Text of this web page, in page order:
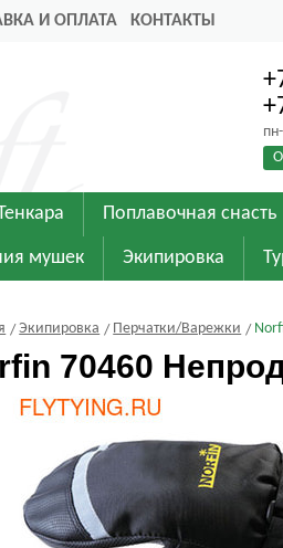
И ОПЛАТА КОНТАКТЫ
Поплавочная снасть
мушек Экипировка
Экипировка Перчатки/Варежки
70460